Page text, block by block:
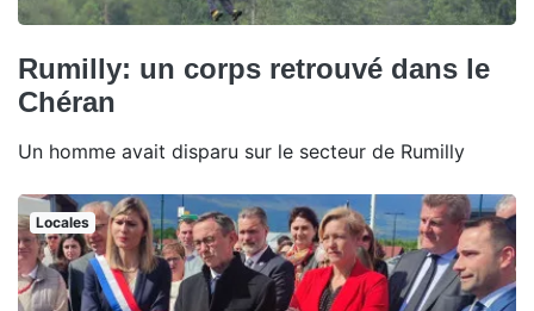
Rumilly: un corps retrouvé dans le
Chéran
Un homme avait disparu sur le secteur de Rumilly
Locales